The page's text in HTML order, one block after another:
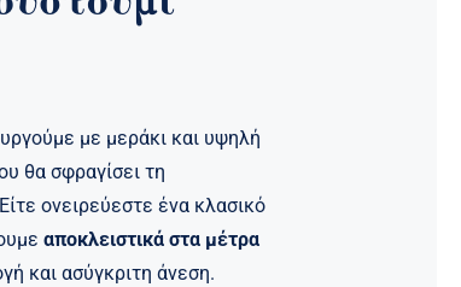
με μεράκι και υψηλή
θα σφραγίσει τη
ονειρεύεστε ένα κλασικό
αποκλειστικά στα μέτρα
και ασύγκριτη άνεση.